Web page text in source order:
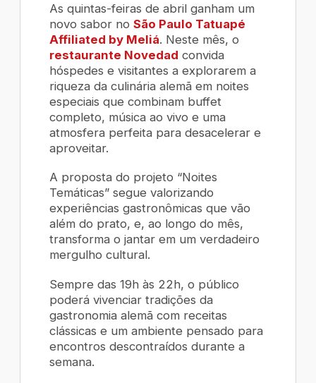
As quintas-feiras de abril ganham um
novo sabor noSão Paulo Tatuapé
Affiliated by Meliá. Neste mês, o
restaurante Novedad convida
hóspedes e visitantes a explorarem a
riqueza da culinária alemã em noites
especiais que combinam buffet
completo, música ao vivo e uma
atmosfera perfeita para desacelerar e
aproveitar.
A proposta do projeto “Noites
Temáticas” segue valorizando
experiências gastronômicas que vão
além do prato, e, ao longo do mês,
transforma o jantar em um verdadeiro
mergulho cultural.
Sempre das 19h às 22h, o público
poderá vivenciar tradições da
gastronomia alemã com receitas
clássicas e um ambiente pensado para
encontros descontraídos durante a
semana.